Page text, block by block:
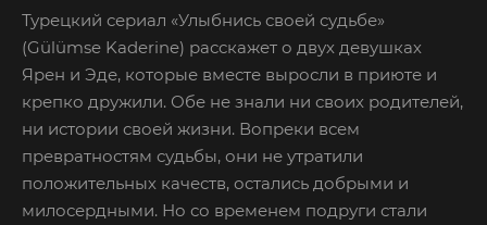
Турецкий сериал «Улыбнись своей судьбе»
(Gülümse Kaderine) расскажет о двух девушках
Ярен и Эде, которые вместе выросли в приюте и
крепко дружили. Обе не знали ни своих родителей,
ни истории своей жизни. Вопреки всем
превратностям судьбы, они не утратили
положительных качеств, остались добрыми и
милосердными. Но со временем подруги стали